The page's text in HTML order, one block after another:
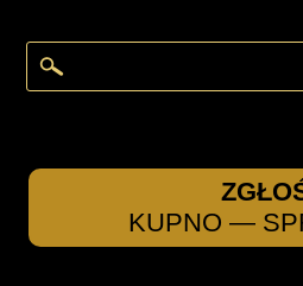
KUPNO —